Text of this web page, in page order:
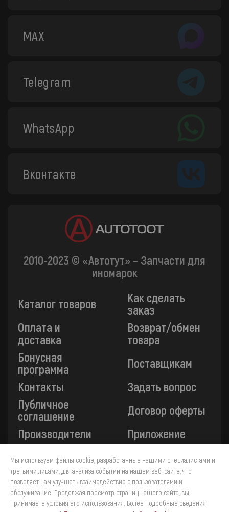
MAX
Telegram
WhatsApp
Вконтакте
2010-2023 © «Автотут» – Запчасти для
иномарок
Каталог товаров
Как сделать
заказ
Оплата и
доставка
Возврат/обмен
товара
Бонусная
программа
Поставщикам
Контакты
Задать вопрос
Публичное
соглашение
Договор оферты
Производители
Приложение
Все платежи на сайте защищены технологией 3-D
Secure. Прием платежей осуществляется через ПАО
«Сбербанк».
Мы используем файлы cookie, разработанные нашими специалистами и
третьими лицами, для анализа событий на нашем веб-сайте, что
позволяет нам улучшать взаимодействие с пользователями и
обслуживание. Продолжая просмотр страниц нашего сайта, вы
принимаете условия его использования. Более подробные сведения